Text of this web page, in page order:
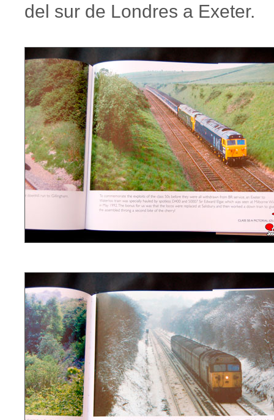
del sur de Londres a Exeter.